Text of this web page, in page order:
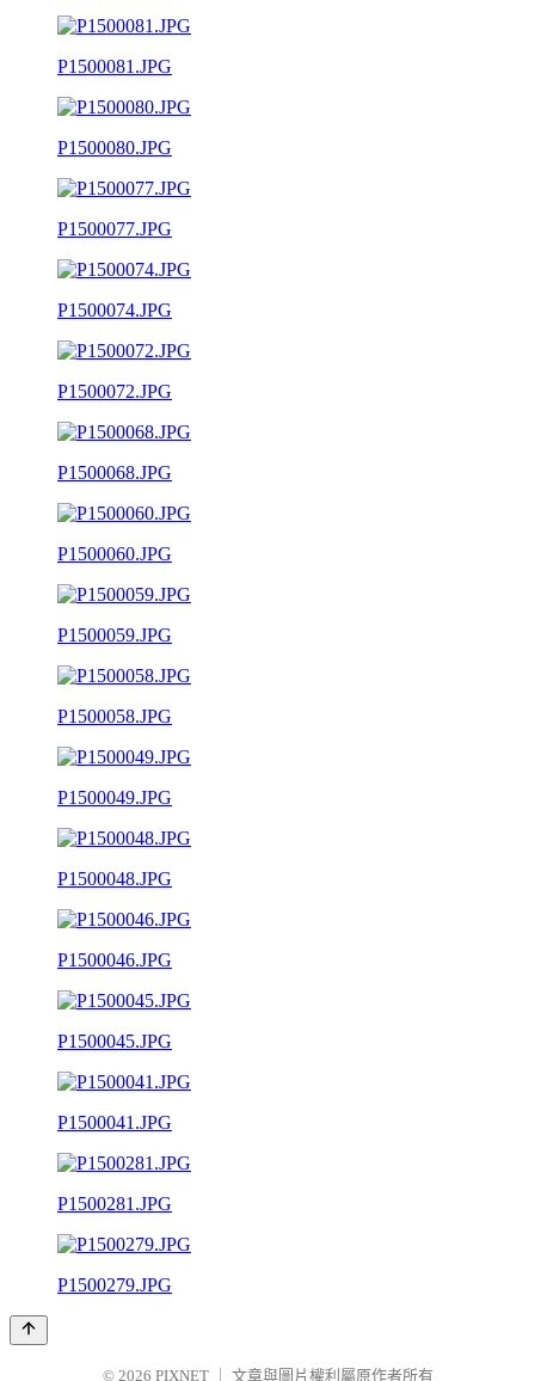
P1500081.JPG
P1500080.JPG
P1500077.JPG
P1500074.JPG
P1500072.JPG
P1500068.JPG
P1500060.JPG
P1500059.JPG
P1500058.JPG
P1500049.JPG
P1500048.JPG
P1500046.JPG
P1500045.JPG
P1500041.JPG
P1500281.JPG
P1500279.JPG
© 2026 PIXNET 文章與圖片權利屬原作者所有